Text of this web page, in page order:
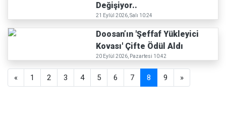
Değişiyor..
21 Eylül 2026, Salı 10:24
Doosan’ın 'Şeffaf Yükleyici
Kovası' Çifte Ödül Aldı
20 Eylül 2026, Pazartesi 10:42
« 1 2 3 4 5 6 7 8 9 »